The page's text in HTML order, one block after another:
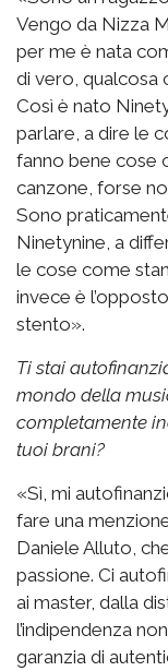
Vengo da Nizza
per me è nata
di vero, qualcosa
Così è nato
parlare, a dire le
fanno bene cose
canzone, forse
Sono
Ninetynine, a
le cose come
invece è
stento».
Ti stai
mondo della
completamente
tuoi brani?
«Sì, mi
fare una
Daniele Alluto,
passione. Ci
ai master, dalla
l’indipendenza
garanzia di